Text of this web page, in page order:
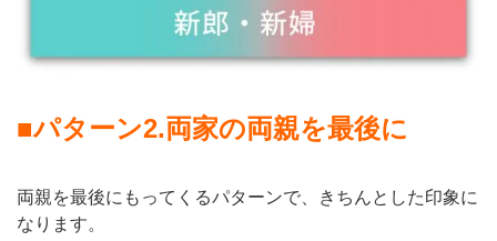
■パターン2.両家の両親を最後に
両親を最後にもってくるパターンで、きちんとした印象に
なります。